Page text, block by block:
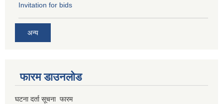
Invitation for bids
अन्य
फारम डाउनलोड
घटना दर्ता सूचना फारम